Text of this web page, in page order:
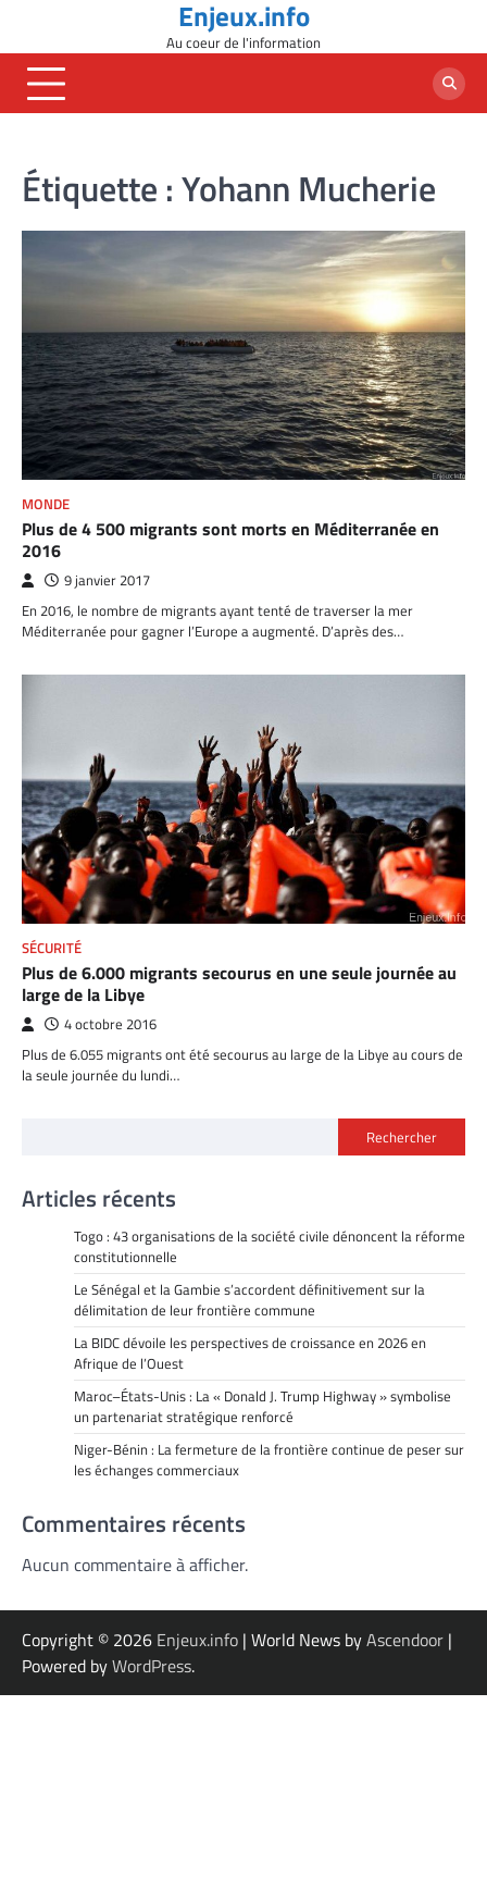
content
Enjeux.info
Au coeur de l'information
Étiquette :Yohann Mucherie
MONDE
Plus de 4 500 migrants sont morts en Méditerranée en
2016
9 janvier 2017
En 2016, le nombre de migrants ayant tenté de traverser la mer
Méditerranée pour gagner l’Europe a augmenté. D’après des…
SÉCURITÉ
Plus de 6.000 migrants secourus en une seule journée au
large de la Libye
4 octobre 2016
Plus de 6.055 migrants ont été secourus au large de la Libye au cours de
la seule journée du lundi…
Rechercher
Articles récents
Togo : 43 organisations de la société civile dénoncent la réforme
constitutionnelle
Le Sénégal et la Gambie s’accordent définitivement sur la
délimitation de leur frontière commune
La BIDC dévoile les perspectives de croissance en 2026 en
Afrique de l’Ouest
Maroc–États-Unis : La « Donald J. Trump Highway » symbolise
un partenariat stratégique renforcé
Niger-Bénin : La fermeture de la frontière continue de peser sur
les échanges commerciaux
Commentaires récents
Aucun commentaire à afficher.
Copyright © 2026 Enjeux.info | World News byAscendoor |
Powered byWordPress.